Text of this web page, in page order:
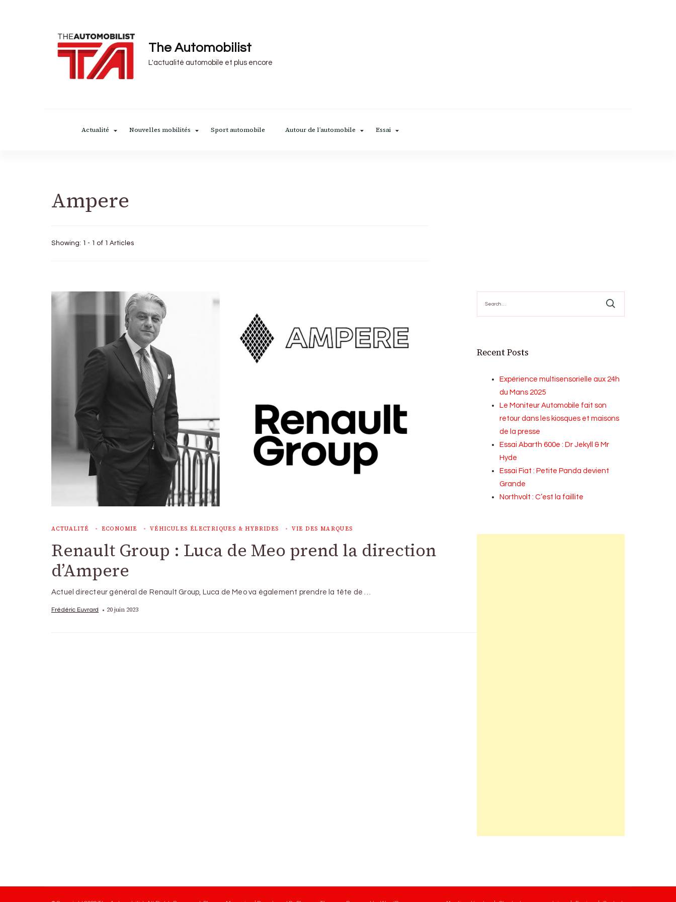
The Automobilist
L'actualité automobile et plus encore
Actualité Nouvelles mobilités Sport automobile Autour de l’automobile Essai
Ampere
Showing: 1 - 1 of 1 Articles
ACTUALITÉ ECONOMIE VÉHICULES ÉLECTRIQUES & HYBRIDES VIE DES MARQUES
Renault Group : Luca de Meo prend la direction
d’Ampere
Actuel directeur général de Renault Group, Luca de Meo va également prendre la tête de …
Frédéric Euvrard 20 juin 2023
for:
Recent Posts
Expérience multisensorielle aux 24h
du Mans 2025
Le Moniteur Automobile fait son
retour dans les kiosques et maisons
de la presse
Essai Abarth 600e : Dr Jekyll & Mr
Hyde
Essai Fiat : Petite Panda devient
Grande
Northvolt : C’est la faillite